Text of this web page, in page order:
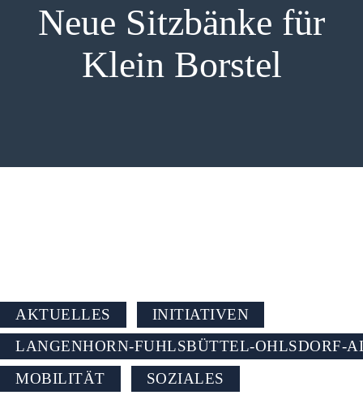
Neue Sitzbänke für
Klein Borstel
AKTUELLES
INITIATIVEN
LANGENHORN-FUHLSBÜTTEL-OHLSDORF-
MOBILITÄT
SOZIALES